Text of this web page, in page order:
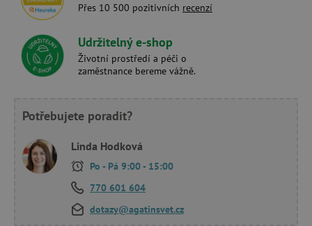
Přes 10 500 pozitivních recenzí
Udržitelný e-shop
Životní prostředí a péči o
zaměstnance bereme vážně.
Potřebujete poradit?
Linda Hodková
Po - Pá 9:00 - 15:00
770 601 604
dotazy@agatinsvet.cz